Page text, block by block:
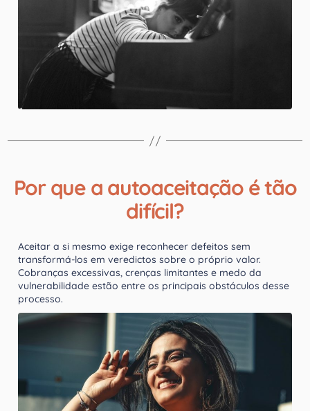
Por que a autoaceitação é tão
difícil?
Aceitar a si mesmo exige reconhecer defeitos sem
transformá-los em veredictos sobre o próprio valor.
Cobranças excessivas, crenças limitantes e medo da
vulnerabilidade estão entre os principais obstáculos desse
processo.